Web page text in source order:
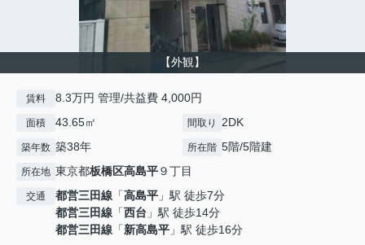
【外観】
賃料 8.3万円 管理/共益費 4,000円
面積 43.65㎡ 間取り 2DK
築年数 築38年 所在階 5階/5階建
所在地 東京都板橋区高島平９丁目
交通 都営三田線 「高島平 」駅 徒歩7分
都営三田線 「西台 」駅 徒歩14分
都営三田線 「新高島平 」駅 徒歩16分